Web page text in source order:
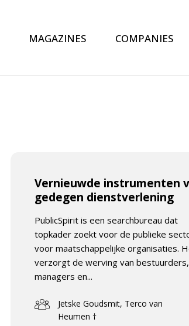
MAGAZINES COMPANIES
Vernieuwde instrumenten
gedegen dienstverlening
PublicSpirit is een searchbureau dat
topkader zoekt voor de publieke
voor maatschappelijke organisaties.
verzorgt de werving van bestuurders,
managers en...
Jetske Goudsmit, Terco van
Heumen †